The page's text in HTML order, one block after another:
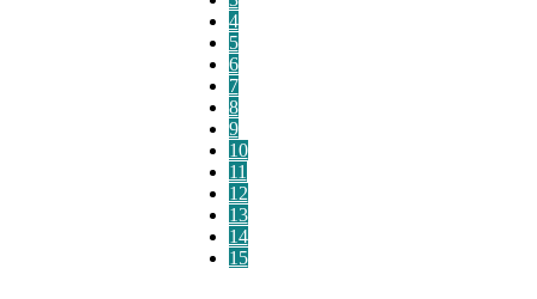
4
5
6
7
8
9
10
11
12
13
14
15